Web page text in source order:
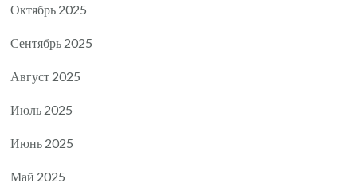
Октябрь 2025
Сентябрь 2025
Август 2025
Июль 2025
Июнь 2025
Май 2025